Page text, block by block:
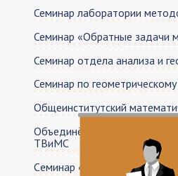
Семинар лаборатории
Семинар «Обратные задачи
Семинар отдела анализа и
Семинар по
Общеинститутский
Объединённый семинар
ТВиМС
Cеминар «Теория